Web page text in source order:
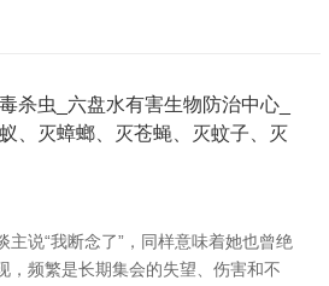
杀虫_六盘水有害生物防治中心_
、灭蟑螂、灭苍蝇、灭蚊子、灭
主说“我断念了”，同样意味着她也曾绝
，频繁是长期集会的失望、伤害和不